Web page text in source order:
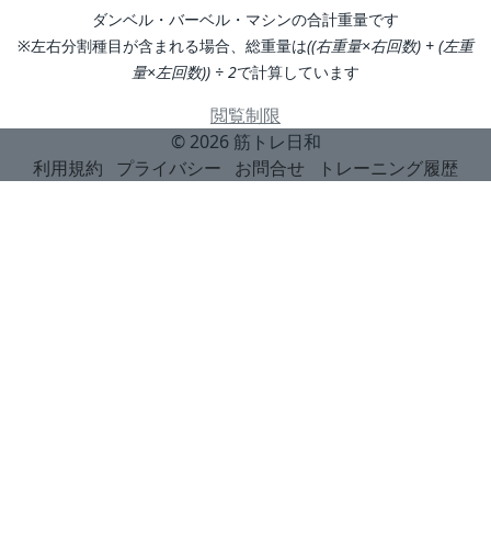
ダンベル・バーベル・マシンの合計重量です
※左右分割種目が含まれる場合、総重量は((右重量×右回数) + (左重
量×左回数)) ÷ 2で計算しています
閲覧制限
© 2026 筋トレ日和
利用規約
プライバシー お問合せ トレーニング履歴